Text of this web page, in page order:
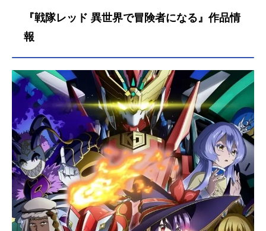
『戦隊レッド 異世界で冒険者になる』作品情
報